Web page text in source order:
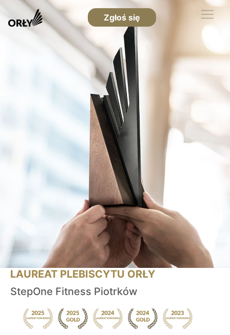
Zgłoś się
LAUREAT PLEBISCYTU ORŁY
StepOne Fitness Piotrków